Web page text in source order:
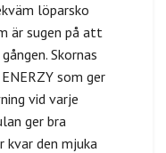
löparsko
är sugen på att
Skornas
som ger
vid varje
ger bra
den mjuka